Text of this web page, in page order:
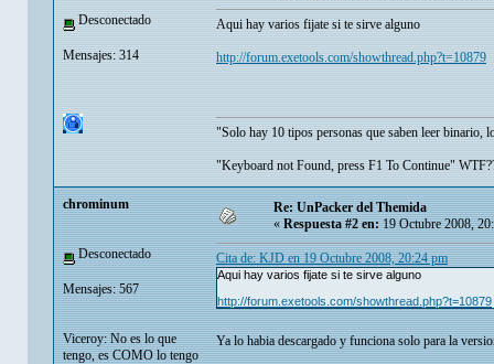
Desconectado
Mensajes: 314
Aqui hay varios fijate si te sirve alguno
http://forum.exetools.com/showthread.php?t=10879
"Solo hay 10 tipos personas que saben leer binario,
"Keyboard not Found, press F1 To Continue"
chrominum
Desconectado
Mensajes: 567
Viceroy: No es lo que
tengo, es COMO lo tengo
Re: UnPacker del Themida
«Respuesta #2 en:19 Octubre 2008,
Cita de: KJD en 19 Octubre 2008, 20:24 pm
Aqui hay varios fijate si te sirve alguno
http://forum.exetools.com/showthread.php?t=10879
Ya lo habia descargado y funciona solo para la